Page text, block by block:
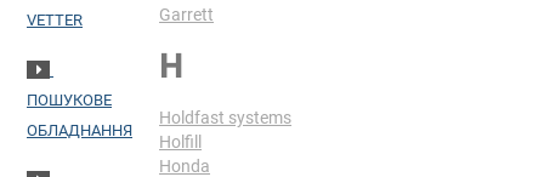
VETTER
ПОШУКОВЕ
ОБЛАДНАННЯ
Garrett
H
Holdfast systems
Holfill
Honda